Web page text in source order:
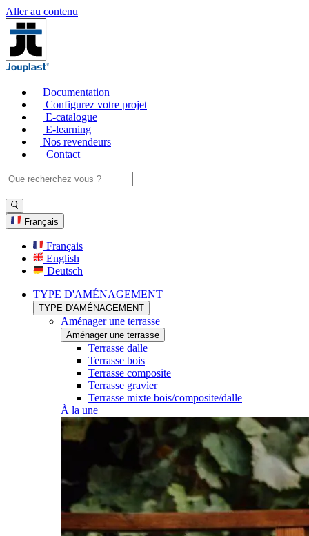
Aller au contenu
Documentation
Configurez votre projet
E-catalogue
E-learning
Nos revendeurs
Contact
Français
Français
English
Deutsch
TYPE D'AMÉNAGEMENT
TYPE D'AMÉNAGEMENT
Aménager une terrasse
Aménager une terrasse
Terrasse dalle
Terrasse bois
Terrasse composite
Terrasse gravier
Terrasse mixte bois/composite/dalle
À la une